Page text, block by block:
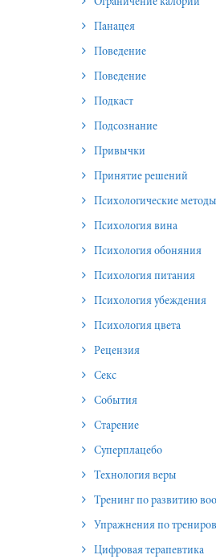
Ограничение калорий
Панацея
Поведение
Поведение
Подкаст
Подсознание
Привычки
Принятие решений
Психологические методы
Психология вина
Психология обоняния
Психология питания
Психология убеждения
Психология цвета
Рецензия
Секс
События
Старение
Суперплацебо
Технология веры
Тренинг по развитию
Упражнения по
Цифровая терапевтика